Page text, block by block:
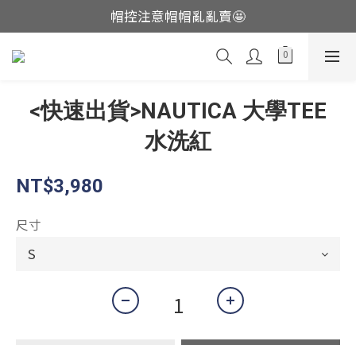
這裡現貨不用等👟
帽控注意帽帽亂亂賣🤩
這裡現貨不用等👟
<快速出貨>NAUTICA 大學TEE
水洗紅
NT$3,980
尺寸